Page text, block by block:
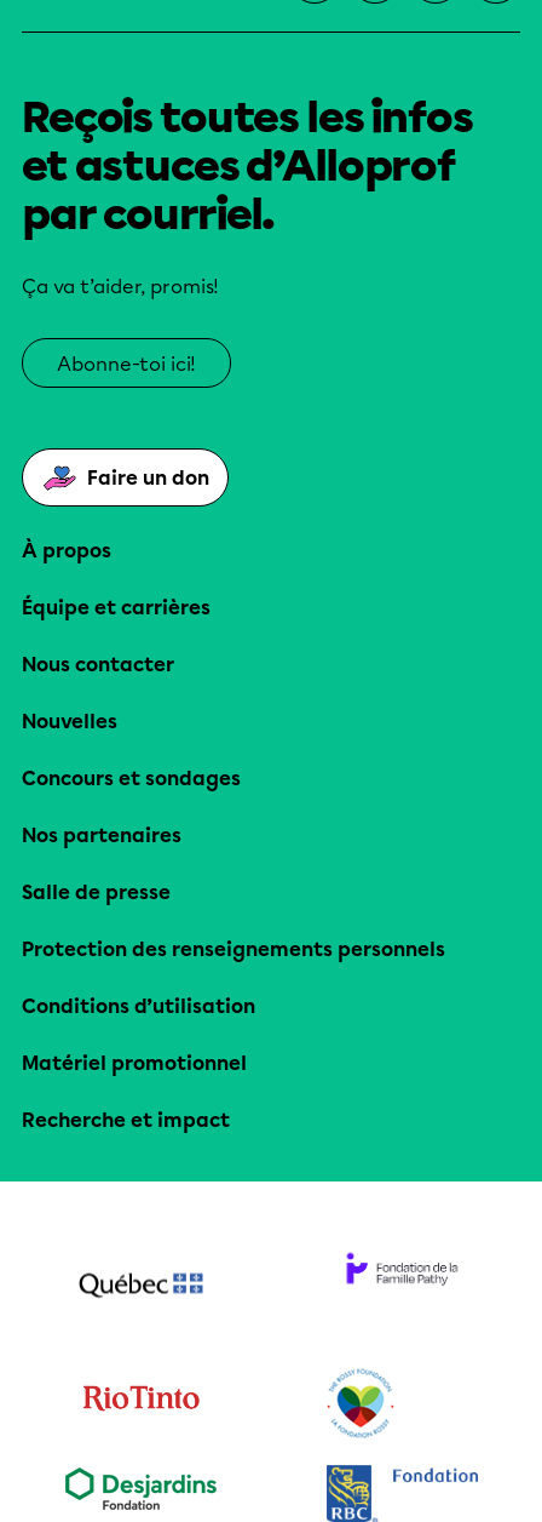
Reçois toutes les infos
et astuces d’Alloprof
par courriel.
Ça va t’aider, promis!
Abonne-toi ici!
Faire un don
À propos
Équipe et carrières
Nous contacter
Nouvelles
Concours et sondages
Nos partenaires
Salle de presse
Protection des renseignements personnels
Conditions d’utilisation
Matériel promotionnel
Recherche et impact